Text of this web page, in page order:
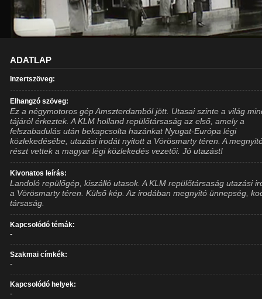
ADATLAP
Inzertszöveg:
Elhangzó szöveg:
Ez a négymotoros gép Amszterdamból jött. Utasai szinte a világ
tájáról érkeztek. A KLM holland repülőtársaság az első, amely a
felszabadulás után bekapcsolta hazánkat Nyugat-Európa légi
közlekedésébe, utazási irodát nyitott a Vörösmarty téren. A
részt vettek a magyar légi közlekedés vezetői. Jó utazást!
Kivonatos leírás:
Landoló repülőgép, kiszálló utasok. A KLM repülőtársaság utazási
a Vörösmarty téren. Külső kép. Az irodában megnyitó ünnepség,
társaság.
Kapcsolódó témák:
-
Szakmai címkék:
-
Kapcsolódó helyek:
-